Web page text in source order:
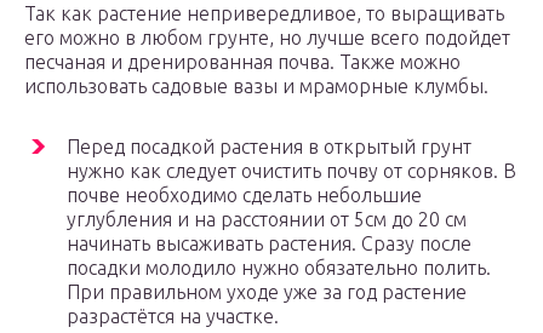
Так как растение непривередливое, то выращивать
его можно в любом грунте, но лучше всего подойдет
песчаная и дренированная почва. Также можно
использовать садовые вазы и мраморные клумбы.
Перед посадкой растения в открытый грунт
нужно как следует очистить почву от сорняков. В
почве необходимо сделать небольшие
углубления и на расстоянии от 5см до 20 см
начинать высаживать растения. Сразу после
посадки молодило нужно обязательно полить.
При правильном уходе уже за год растение
разрастётся на участке.